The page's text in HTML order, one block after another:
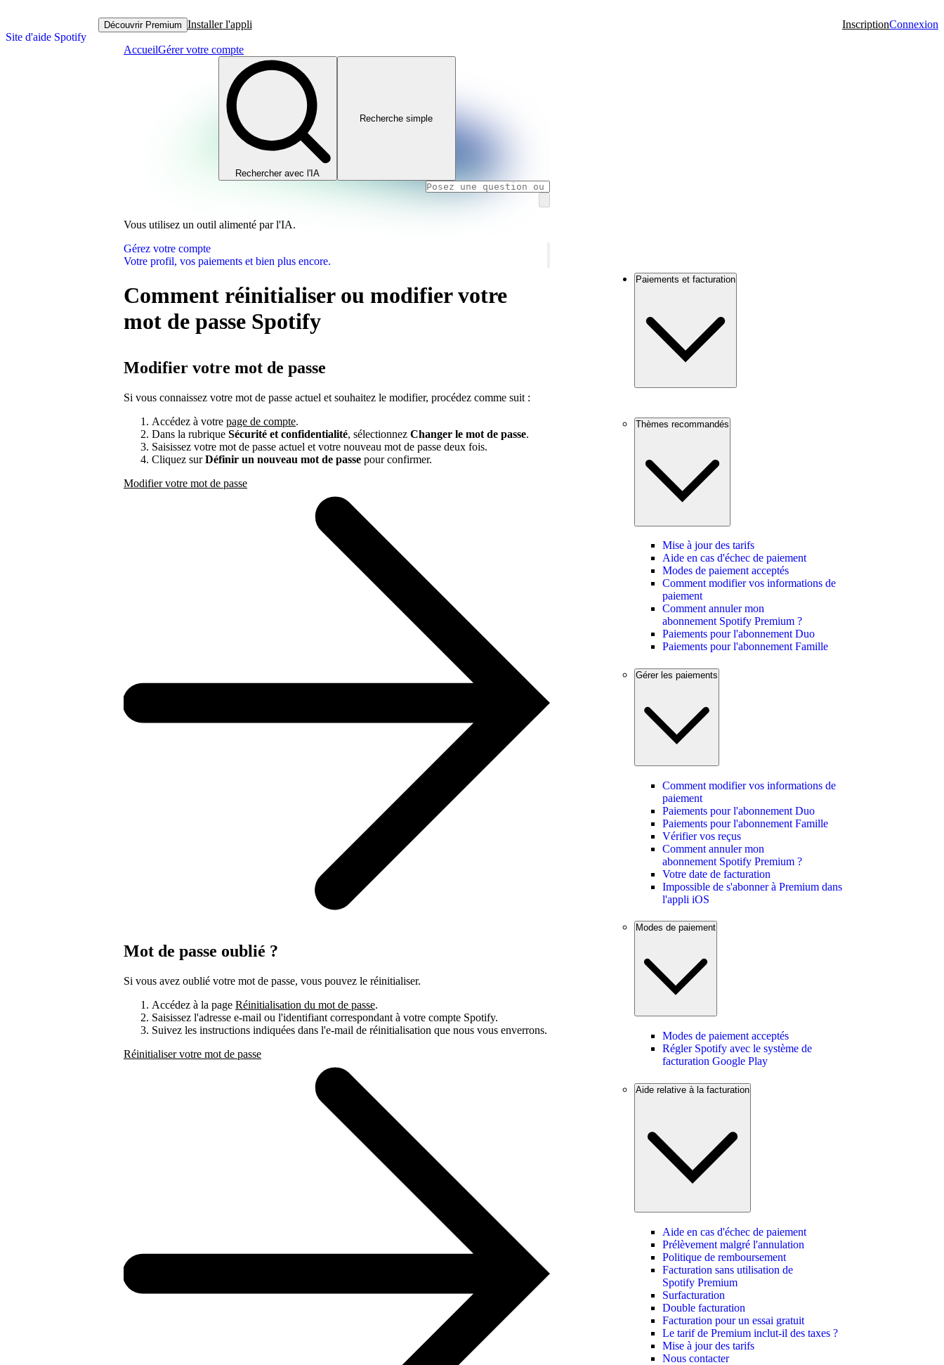
Site d'aide Spotify
Découvrir Premium Installer l'appli InscriptionConnexion
AccueilGérer votre compte
Rechercher avec l'IA
Recherche simple
Vous utilisez un outil alimenté par l'IA.
Gérez votre compte
Votre profil, vos paiements et bien plus encore.
Comment réinitialiser ou modifier votre
mot de passe Spotify
Modifier votre mot de passe
Si vous connaissez votre mot de passe actuel et souhaitez le modifier, procédez comme suit :
Accédez à votre page de compte.
Dans la rubrique Sécurité et confidentialité, sélectionnez Changer le mot de passe.
Saisissez votre mot de passe actuel et votre nouveau mot de passe deux fois.
Cliquez surDéfinir un nouveau mot de passe pour confirmer.
Modifier votre mot de passe
Mot de passe oublié ?
Si vous avez oublié votre mot de passe, vous pouvez le réinitialiser.
Accédez à la page Réinitialisation du mot de passe.
Saisissez l'adresse e-mail ou l'identifiant correspondant à votre compte Spotify.
Suivez les instructions indiquées dans l'e-mail de réinitialisation que nous vous enverrons.
Réinitialiser votre mot de passe
Paiements et facturation
Thèmes recommandés
Mise à jour des tarifs
Aide en cas d'échec de paiement
Modes de paiement acceptés
Comment modifier vos informations de
paiement
Comment annuler mon
abonnement Spotify Premium ?
Paiements pour l'abonnement Duo
Paiements pour l'abonnement Famille
Gérer les paiements
Comment modifier vos informations de
paiement
Paiements pour l'abonnement Duo
Paiements pour l'abonnement Famille
Vérifier vos reçus
Comment annuler mon
abonnement Spotify Premium ?
Votre date de facturation
Impossible de s'abonner à Premium dans
l'appli iOS
Modes de paiement
Modes de paiement acceptés
Régler Spotify avec le système de
facturation Google Play
Aide relative à la facturation
Aide en cas d'échec de paiement
Prélèvement malgré l'annulation
Politique de remboursement
Facturation sans utilisation de
Spotify Premium
Surfacturation
Double facturation
Facturation pour un essai gratuit
Le tarif de Premium inclut-il des taxes ?
Mise à jour des tarifs
Nous contacter